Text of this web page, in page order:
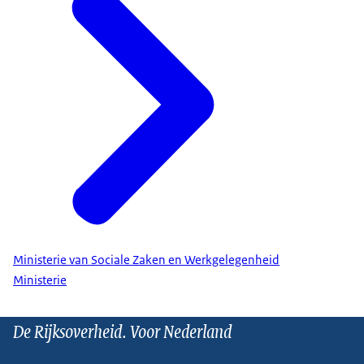
Ministerie van Sociale Zaken en Werkgelegenheid
Ministerie
De Rijksoverheid. Voor Nederland